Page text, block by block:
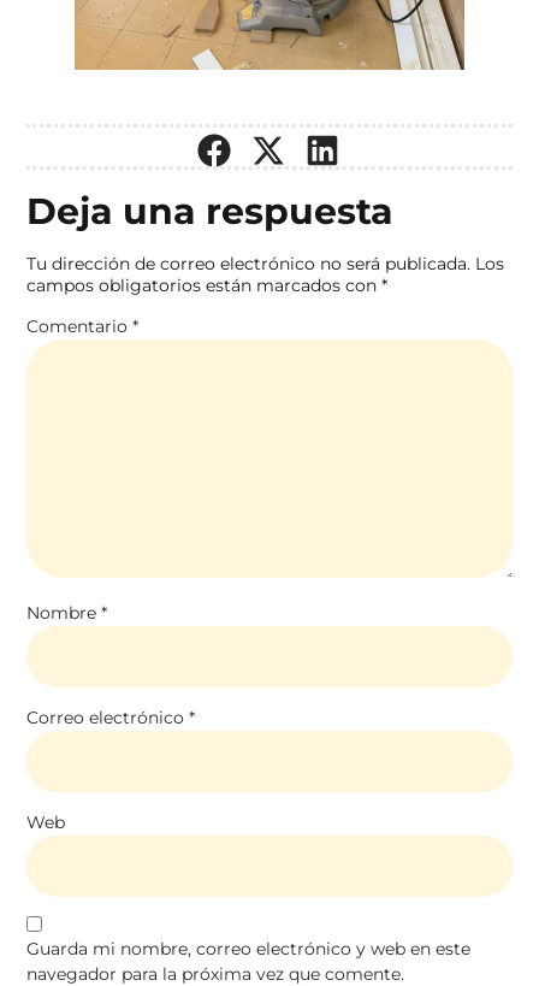
Deja una respuesta
Tu dirección de correo electrónico no será publicada. Los
campos obligatorios están marcados con*
Comentario*
Nombre*
Correo electrónico*
Web
Guarda mi nombre, correo electrónico y web en este
navegador para la próxima vez que comente.